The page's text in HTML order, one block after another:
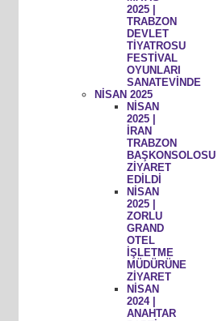
2025 |
TRABZON
DEVLET
TİYATROSU
FESTİVAL
OYUNLARI
SANATEVİNDE
NİSAN 2025
NİSAN
2025 |
İRAN
TRABZON
BAŞKONSOLOSU
ZİYARET
EDİLDİ
NİSAN
2025 |
ZORLU
GRAND
OTEL
İŞLETME
MÜDÜRÜNE
ZİYARET
NİSAN
2024 |
ANAHTAR